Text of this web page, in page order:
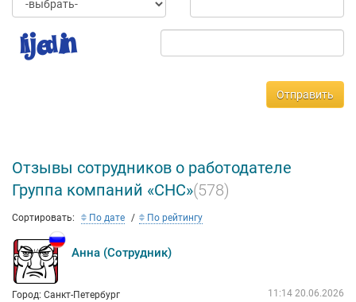
Отправить
Отзывы сотрудников о работодателе
Группа компаний «СНС»(578)
Сортировать: По дате По рейтингу
Анна (Сотрудник)
Город: Санкт-Петербург 11:14 20.06.2026